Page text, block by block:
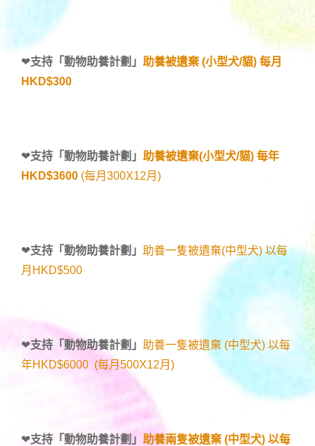
❤支持「動物助養計劃 」 助養被遺棄 (小型犬/貓) 每月
HKD$300
❤支持「動物助養計劃 」 助養被遺棄(小型犬/貓) 每年
HKD$3600 (每月300X12月)
❤支持「動物助養計劃 」 助養一隻被遺棄(中型犬) 以每
月HKD$500
❤支持「動物助養計劃 」 助養一隻被遺棄 (中型犬) 以每
年HKD$6000 (每月500X12月)
❤支持「動物助養計劃 」 助養兩隻被遺棄 (中型犬) 以每